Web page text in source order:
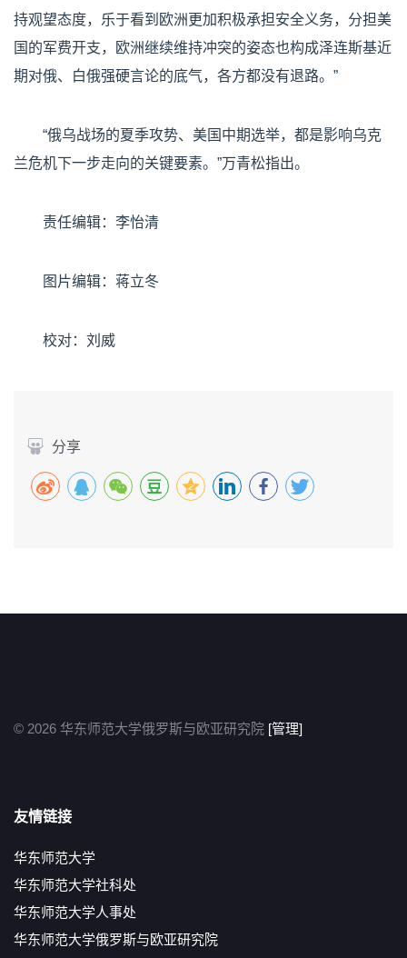
持观望态度，乐于看到欧洲更加积极承担安全义务，分担美
国的军费开支，欧洲继续维持冲突的姿态也构成泽连斯基近
期对俄、白俄强硬言论的底气，各方都没有退路。”
“俄乌战场的夏季攻势、美国中期选举，都是影响乌克
兰危机下一步走向的关键要素。”万青松指出。
责任编辑：李怡清
图片编辑：蒋立冬
校对：刘威
分享
© 2026 华东师范大学俄罗斯与欧亚研究院 [管理]
友情链接
华东师范大学
华东师范大学社科处
华东师范大学人事处
华东师范大学俄罗斯与欧亚研究院